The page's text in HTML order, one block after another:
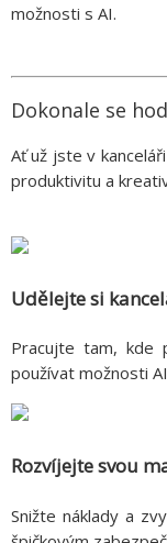
možnosti s AI.
Dokonale se
Ať už jste v
produktivitu a
Udělejte si
Pracujte tam, kde
používat možnosti
Rozvíjejte svou
Snižte náklady a